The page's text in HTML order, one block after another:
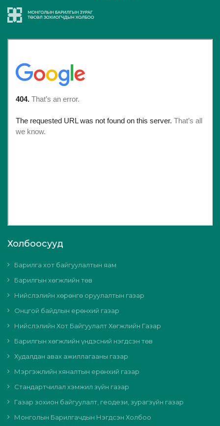
Холбоосууд
Барилга хот байгуулалтын яам
Барилгын хөгжлийн төв
Нийслэлийн хөрөнгө оруулалтын газар
Онцгой байдлын ерөнхий газар
Нийслэлийн Хот Байгуулалт Хөгжлийн Газар
Барилгын хөгжлийн үндэсний нэгдсэн төв
Худалдан авах ажиллагааны газар
Мэргэжлийн хяналтын ерөнхий газар
Стандартчилал хэмжил зүйн газар
Газар зохион байгуулалт, геодези, зурагзүйн газар
Монголын Барилгачдын Нэгдсэн Холбоо